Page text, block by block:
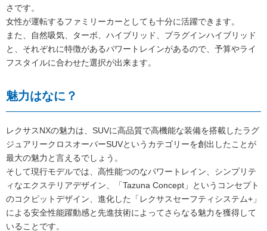
さです。
女性が運転するファミリーカーとしても十分に活躍できます。
また、自然吸気、ターボ、ハイブリッド、プラグインハイブリッド
と、それぞれに特徴があるパワートレインがあるので、予算やライ
フスタイルに合わせた選択が出来ます。
魅力はなに？
レクサスNXの魅力は、SUVに高品質で高機能な装備を搭載したラグ
ジュアリークロスオーバーSUVというカテゴリーを創出したことが
最大の魅力と言えるでしょう。
そして現行モデルでは、高性能つのなパワートレイン、シンプリテ
ィなエクステリアデザイン、「Tazuna Concept」というコンセプト
のコクピットデザイン、進化した「レクサスセーフティシステム+」
による安全性能躍動感と先進技術によってさらなる魅力を獲得して
いることです。